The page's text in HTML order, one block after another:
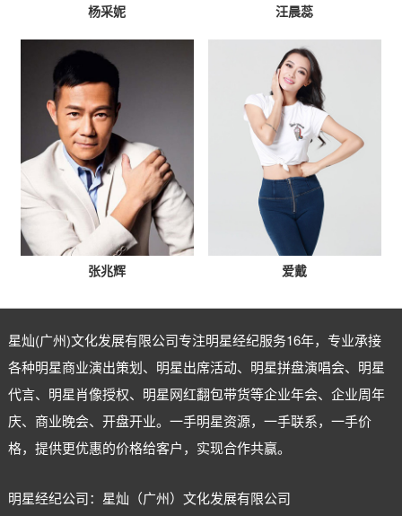
杨采妮 汪晨蕊
张兆辉 爱戴
星灿(广州)文化发展有限公司专注明星经纪服务16年，专业承接
各种明星商业演出策划、明星出席活动、明星拼盘演唱会、明星
代言、明星肖像授权、明星网红翻包带货等企业年会、企业周年
庆、商业晚会、开盘开业。一手明星资源，一手联系，一手价
格，提供更优惠的价格给客户，实现合作共赢。
明星经纪公司：星灿（广州）文化发展有限公司